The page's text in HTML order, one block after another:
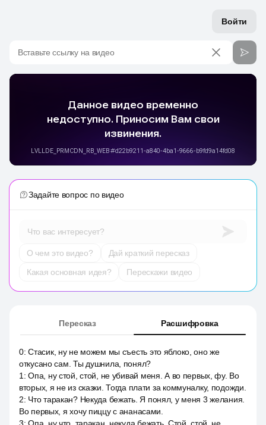
Войти
Вставьте ссылку на видео
Задайте вопрос по видео
Что вас интересует?
О чем это видео?
Дай краткий пересказ
Какая основная идея?
Перескажи видео
Пересказ Расшифровка
0:Стасик, ну не можем мы съесть это яблоко, оно же
откусано сам. Ты душнила, понял?
1 :Опа, ну стой, стой, не убивай меня. А во первых, фу. Во
вторых, я не из сказки. Тогда плати за коммуналку, подожди.
2: Что таракан? Некуда бежать. Я понял, у меня 3 желания.
Во первых, я хочу пиццу с ананасами.